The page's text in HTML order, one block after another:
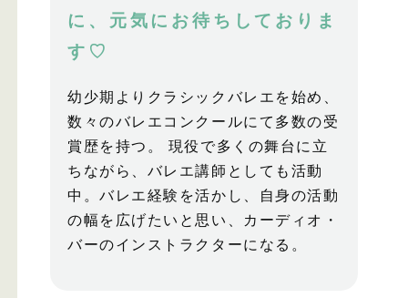
に、元気にお待ちしておりま
す♡
幼少期よりクラシックバレエを始め、
数々のバレエコンクールにて多数の受
賞歴を持つ。 現役で多くの舞台に立
ちながら、バレエ講師としても活動
中。バレエ経験を活かし、自身の活動
の幅を広げたいと思い、カーディオ・
バーのインストラクターになる。